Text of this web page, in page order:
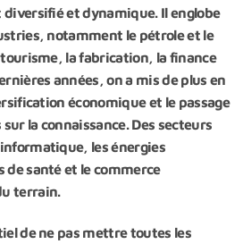
et dynamique. Il englobe
notamment le pétrole et le
la fabrication, la finance
années, on a mis de plus en
économique et le passage
la connaissance. Des secteurs
les énergies
de santé et le commerce
terrain.
de ne pas mettre toutes les